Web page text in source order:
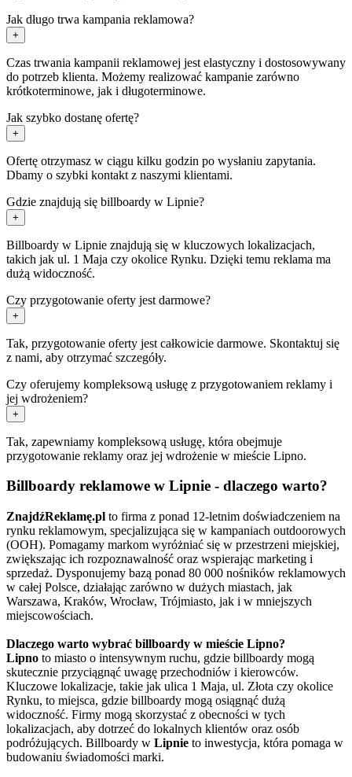
Jak długo trwa kampania reklamowa?
+
Czas trwania kampanii reklamowej jest elastyczny i dostosowywany
do potrzeb klienta. Możemy realizować kampanie zarówno
krótkoterminowe, jak i długoterminowe.
Jak szybko dostanę ofertę?
+
Ofertę otrzymasz w ciągu kilku godzin po wysłaniu zapytania.
Dbamy o szybki kontakt z naszymi klientami.
Gdzie znajdują się billboardy w Lipnie?
+
Billboardy w Lipnie znajdują się w kluczowych lokalizacjach,
takich jak ul. 1 Maja czy okolice Rynku. Dzięki temu reklama ma
dużą widoczność.
Czy przygotowanie oferty jest darmowe?
+
Tak, przygotowanie oferty jest całkowicie darmowe. Skontaktuj się
z nami, aby otrzymać szczegóły.
Czy oferujemy kompleksową usługę z przygotowaniem reklamy i
jej wdrożeniem?
+
Tak, zapewniamy kompleksową usługę, która obejmuje
przygotowanie reklamy oraz jej wdrożenie w mieście Lipno.
Billboardy reklamowe w Lipnie - dlaczego warto?
ZnajdźReklamę.pl to firma z ponad 12-letnim doświadczeniem na
rynku reklamowym, specjalizująca się w kampaniach outdoorowych
(OOH). Pomagamy markom wyróżniać się w przestrzeni miejskiej,
zwiększając ich rozpoznawalność oraz wspierając marketing i
sprzedaż. Dysponujemy bazą ponad 80 000 nośników reklamowych
w całej Polsce, działając zarówno w dużych miastach, jak
Warszawa, Kraków, Wrocław, Trójmiasto, jak i w mniejszych
miejscowościach.
Dlaczego warto wybrać billboardy w mieście Lipno?
Lipno to miasto o intensywnym ruchu, gdzie billboardy mogą
skutecznie przyciągnąć uwagę przechodniów i kierowców.
Kluczowe lokalizacje, takie jak ulica 1 Maja, ul. Złota czy okolice
Rynku, to miejsca, gdzie billboardy mogą osiągnąć dużą
widoczność. Firmy mogą skorzystać z obecności w tych
lokalizacjach, aby dotrzeć do lokalnych klientów oraz osób
podróżujących. Billboardy w Lipnie to inwestycja, która pomaga w
budowaniu świadomości marki.